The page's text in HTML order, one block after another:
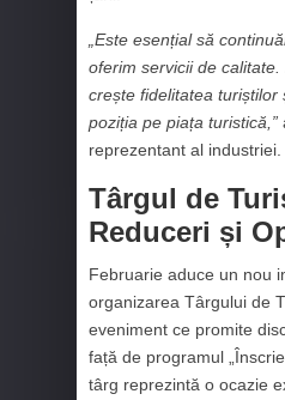
„Este esențial să
oferim servicii de
crește fidelitatea turiștilor
poziția pe piața turistică,”
reprezentant al industriei.
Târgul de
Reduceri și
Februarie aduce un nou
organizarea Târgului de
eveniment ce promite
față de programul
târg reprezintă o ocazie